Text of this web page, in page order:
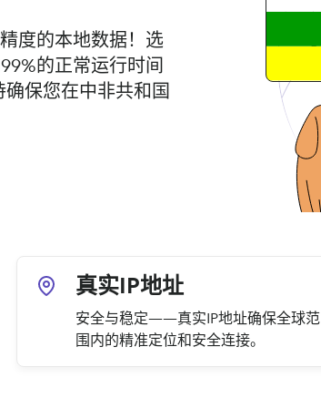
度的本地数据！选
的正常运行时间
保您在中非共和国
真实IP地址
安全与稳定——真实IP地址确保全球范
围内的精准定位和安全连接。